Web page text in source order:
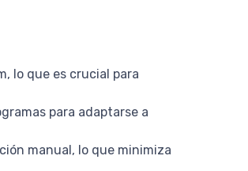
lo que es crucial para
para adaptarse a
manual, lo que minimiza